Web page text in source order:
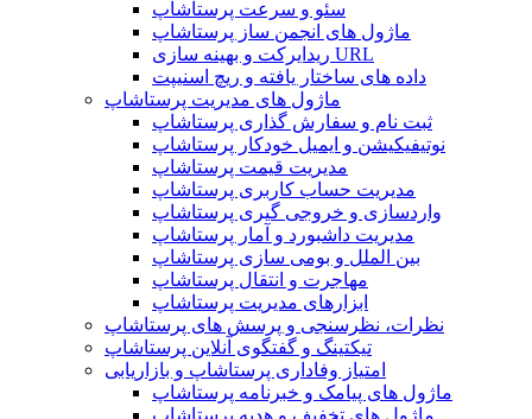
سئو و سرعت پرستاشاپ
ماژول های انجمن ساز پرستاشاپ
ریدایرکت و بهینه سازی URL
داده های ساختار یافته و ریچ اسنیپت
ماژول های مدیریت پرستاشاپ
ثبت نام و سفارش گذاری پرستاشاپ
نوتیفیکیشن و ایمیل خودکار پرستاشاپ
مدیریت قیمت پرستاشاپ
مدیریت حساب کاربری پرستاشاپ
واردسازی و خروجی گیری پرستاشاپ
مدیریت داشبورد و آمار پرستاشاپ
بین الملل و بومی سازی پرستاشاپ
مهاجرت و انتقال پرستاشاپ
ابزارهای مدیریت پرستاشاپ
نظرات، نظرسنجی و پرسش های پرستاشاپ
تیکتینگ و گفتگوی آنلاین پرستاشاپ
امتیاز وفاداری پرستاشاپ و بازاریابی
ماژول های پیامک و خبرنامه پرستاشاپ
ماژول های تخفیف و هدیه پرستاشاپ